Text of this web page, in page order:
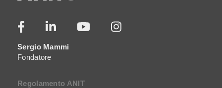
Sergio Mammi
Fondatore
Regolamento ANIT